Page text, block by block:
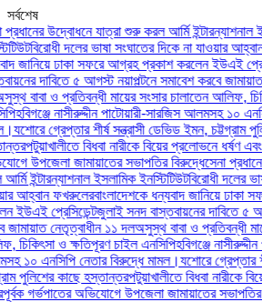
সর্বশেষ
উদ্বোধনে যাত্রা শুরু করল আর্মি ইন্টারন্যাশনাল
বিরোধী দলের ভাষা সংঘাতের দিকে না যাওয়ার আহ্বান
ঢাকা সফরে আগ্রহ প্রকাশ করলেন ইউএই
দাবিতে ৫ আগস্ট নয়াপল্টনে সমাবেশ করবে জামায়াত
ও প্রতিবন্ধী মায়ের সংসার চালাতেন আলিফ,
নাসীরুদ্দীন পাটোয়ারী-সারজিস আলমসহ ১০ এনসিপি
গ্রেপ্তার শীর্ষ সন্ত্রাসী ডেভিড ইমন, চট্টগ্রাম
পটুয়াখালীতে বিধবা নারীকে বিয়ের প্রলোভনে ধর্ষণ এবং
জামায়াতের সভাপতির বিরুদ্ধেসেনা প্রধানের
ইসলামিক ইনস্টিটিউটবিরোধী দলের ভাষা
ফখরুলেরবাংলাদেশকে ধন্যবাদ জানিয়ে ঢাকা
প্রেসিডেন্টজুলাই সনদ বাস্তবায়নের দাবিতে ৫ আগস্ট
নেতৃত্বাধীন ১১ দলঅসুস্থ বাবা ও প্রতিবন্ধী মায়ের
ও ক্ষতিপূরণ চাইল এনসিপিহবিগঞ্জে নাসীরুদ্দীন
এনসিপি নেতার বিরুদ্ধে মামল।যশোরে গ্রেপ্তার শীর্ষ
কাছে হস্তান্তরপটুয়াখালীতে বিধবা নারীকে বিয়ের
অভিযোগে উপজেলা জামায়াতের সভাপতির